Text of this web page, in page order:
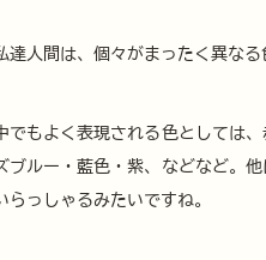
達人間は、個々がまったく異な
でもよく表現される色としては
ブルー・藍色・紫、などなど。
らっしゃるみたいですね。